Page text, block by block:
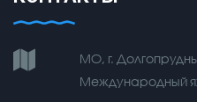
МО, г.
Международный